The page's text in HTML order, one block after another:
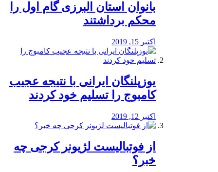
بانوان استان البرزی گام اول را
محكم برداشتند
اکتبر 15, 2019
یوزپلنگان ایرانی با نتیجه عجیب
کامبوج را تسلیم خود کردند
اکتبر 12, 2019
از فوتبالیست لژیونر کرجی چه
خبر؟